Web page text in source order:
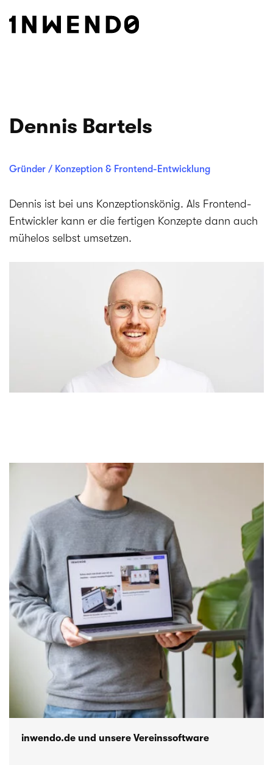
Dennis Bartels
Gründer / Konzeption & Frontend-Entwicklung
Dennis ist bei uns Konzeptionskönig. Als Frontend-
Entwickler kann er die fertigen Konzepte dann auch
mühelos selbst umsetzen.
inwendo.de und unsere Vereinssoftware